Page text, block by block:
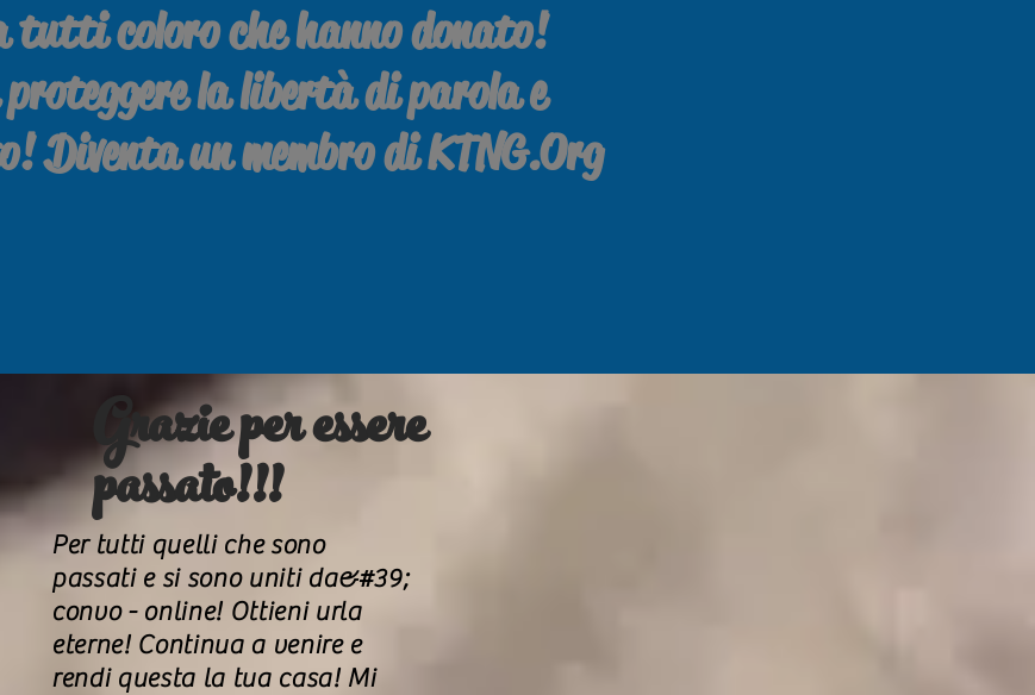
tutti coloro che hanno donato!
la libertà di parola e
Diventa un membro di KTNG.Org
Grazie per essere
passato!!!
Per tutti quelli che sono
passati e si sono uniti da&#39;
convo - online! Ottieni urla
eterne! Continua a venire e
rendi questa la tua casa! Mi